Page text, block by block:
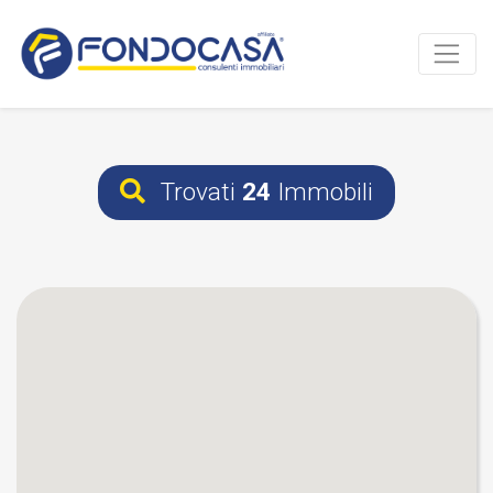
Trovati 24 Immobili